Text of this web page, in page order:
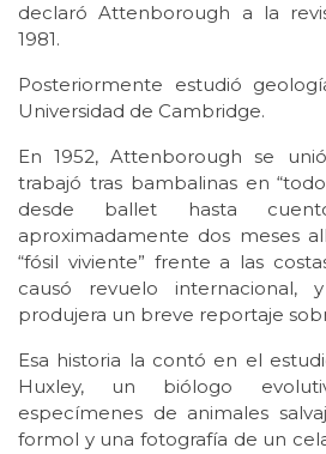
declaró Attenborough a la
1981.
Posteriormente estudió
Universidad de Cambridge.
En 1952, Attenborough se
trabajó tras bambalinas en
desde ballet hasta
aproximadamente dos meses
“fósil viviente” frente a las
causó revuelo
produjera un breve reportaje
Esa historia la contó en el
Huxley, un biólogo
especímenes de animales
formol y una fotografía de un